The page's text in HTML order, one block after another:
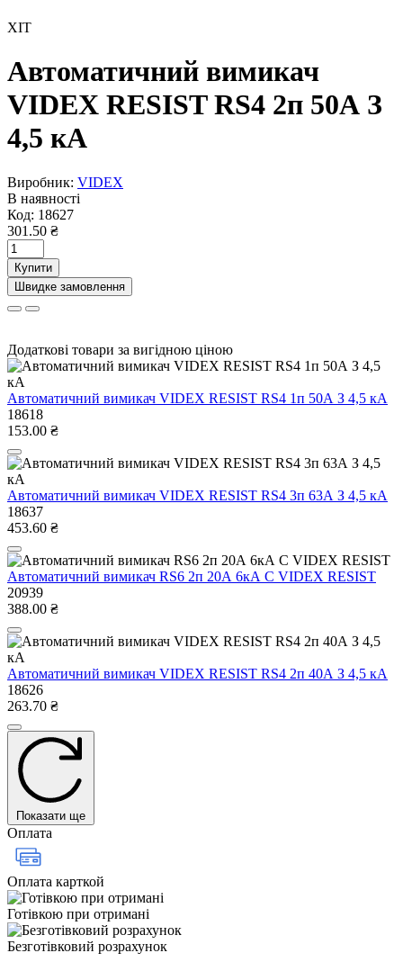
ХІТ
Автоматичний вимикач
VIDEX RESIST RS4 2п 50А З
4,5 кА
Виробник: VIDEX
В наявності
Код: 18627
301.50 ₴
Купити
Швидке замовлення
Додаткові товари за вигідною ціною
Автоматичний вимикач VIDEX RESIST RS4 1п 50А З 4,5 кА
18618
153.00 ₴
Автоматичний вимикач VIDEX RESIST RS4 3п 63А З 4,5 кА
18637
453.60 ₴
Автоматичний вимикач RS6 2п 20А 6кА С VIDEX RESIST
20939
388.00 ₴
Автоматичний вимикач VIDEX RESIST RS4 2п 40А З 4,5 кА
18626
263.70 ₴
Показати ще
Оплата
Оплата карткой
Готівкою при отримані
Безготівковий розрахунок